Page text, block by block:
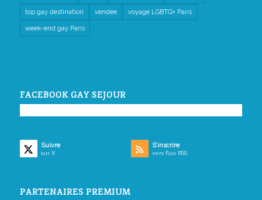
top gay destination vendée voyage LGBTQ+ Paris
week-end gay Paris
FACEBOOK GAY SEJOUR
Suivre
sur X
S’inscrire
vers flux RSS
PARTENAIRES PREMIUM